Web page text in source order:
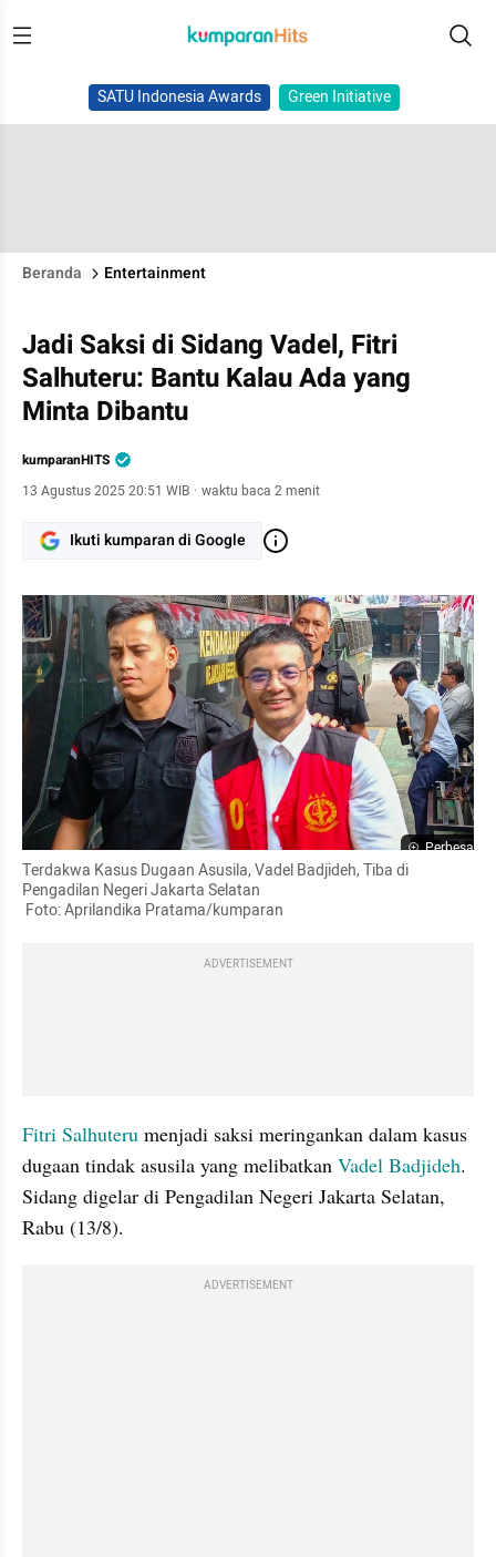
SATU Indonesia Awards Green Initiative
Beranda Entertainment
Jadi Saksi di Sidang Vadel, Fitri
Salhuteru: Bantu Kalau Ada yang
Minta Dibantu
kumparanHITS
13 Agustus 2025 20:51 WIB · waktu baca 2 menit
Ikuti kumparan di Google
Perbesar
Terdakwa Kasus Dugaan Asusila, Vadel Badjideh, Tiba di
Pengadilan Negeri Jakarta Selatan
Foto: Aprilandika Pratama/kumparan
ADVERTISEMENT
Fitri Salhuteru menjadi saksi meringankan dalam kasus
dugaan tindak asusila yang melibatkan Vadel Badjideh.
Sidang digelar di Pengadilan Negeri Jakarta Selatan,
Rabu (13/8).
ADVERTISEMENT